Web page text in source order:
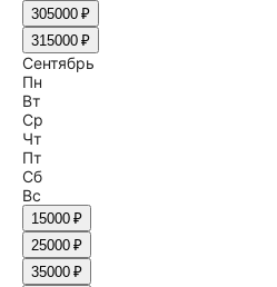
305000 ₽
315000 ₽
Сентябрь
Пн
Вт
Ср
Чт
Пт
Сб
Вс
15000 ₽
25000 ₽
35000 ₽